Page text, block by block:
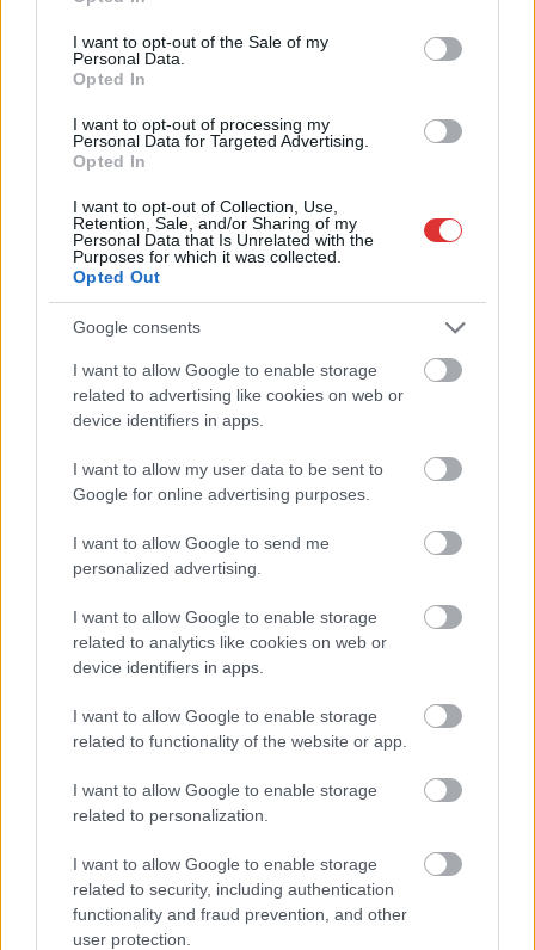
use your data for below specified purposes in below Google
consent section.
I want to opt-out of the Sale of my
Personal Data.
Opted In
I want to opt-out of processing my
Personal Data for Targeted Advertising.
Opted In
I want to opt-out of Collection, Use,
Retention, Sale, and/or Sharing of my
Personal Data that Is Unrelated with the
Purposes for which it was collected.
Opted Out
Google consents
I want to allow Google to enable storage
related to advertising like cookies on web or
device identifiers in apps.
I want to allow my user data to be sent to
Google for online advertising purposes.
I want to allow Google to send me
personalized advertising.
I want to allow Google to enable storage
related to analytics like cookies on web or
device identifiers in apps.
I want to allow Google to enable storage
related to functionality of the website or app.
I want to allow Google to enable storage
related to personalization.
I want to allow Google to enable storage
related to security, including authentication
functionality and fraud prevention, and other
user protection.
szombati program Magyar beiktatásáról
Megismerhettük a teljes szombati programot, Magyar Péter
választások után...
Választások
Hírlevél feliratkozás
meg e-mail címét:
Megismertem és elfogadom a GDPR-szabályzat
Nem szeretne lemaradni semmiről? Csak egy kattintás, és hírlevelünk a
legfrissebb információkkal és exkluzív tartalmakkal hétről hétre
postaládájába érkezik!